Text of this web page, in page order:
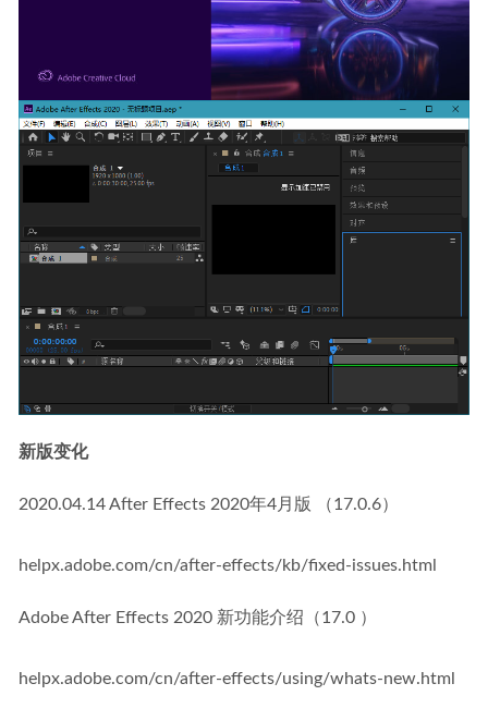
新版变化
2020.04.14 After Effects 2020年4月版 （17.0.6）
helpx.adobe.com/cn/after-effects/kb/fixed-issues.html
Adobe After Effects 2020 新功能介绍（17.0 ）
helpx.adobe.com/cn/after-effects/using/whats-new.html